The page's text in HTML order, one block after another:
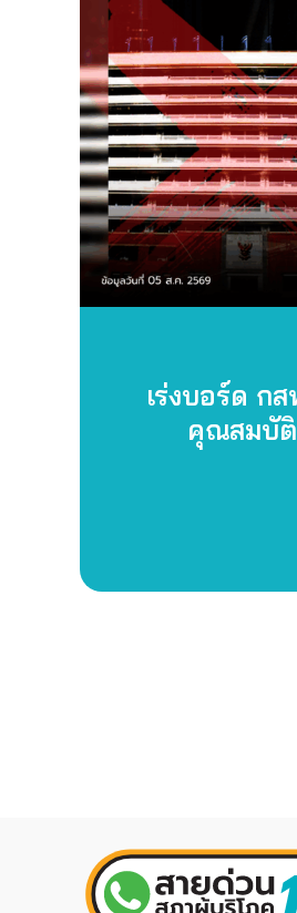
เร่งบอร์ด กส
คุณสมบัติ